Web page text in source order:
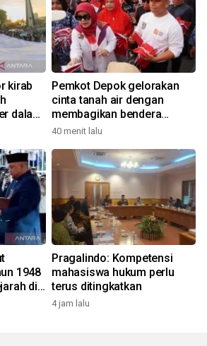
kirab
dalam
Pemkot Depok gelorakan
cinta tanah air dengan
membagikan bendera
merah putih
40 menit lalu
1948
di
Pragalindo: Kompetensi
mahasiswa hukum perlu
terus ditingkatkan
4 jam lalu